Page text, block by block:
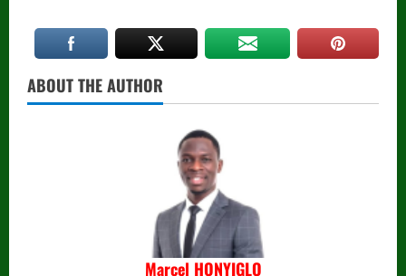
ABOUT THE AUTHOR
Marcel HONYIGLO